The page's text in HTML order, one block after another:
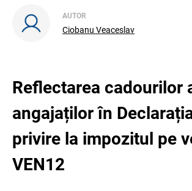
AUTOR
Ciobanu Veaceslav
Reflectarea cadourilor
angajaților în
privire la impozitul pe
VEN12